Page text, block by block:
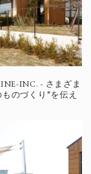
INC. - さまざま
のづくり”を伝え